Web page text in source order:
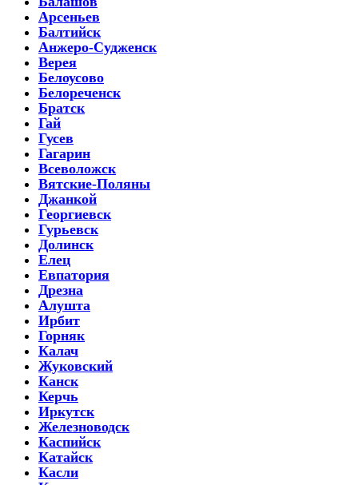
Арсеньев
Балтийск
Анжеро-Судженск
Верея
Белоусово
Белореченск
Братск
Гай
Гусев
Гагарин
Всеволожск
Вятские-Поляны
Джанкой
Георгиевск
Гурьевск
Долинск
Елец
Евпатория
Дрезна
Алушта
Ирбит
Горняк
Калач
Жуковский
Канск
Керчь
Иркутск
Железноводск
Каспийск
Катайск
Касли